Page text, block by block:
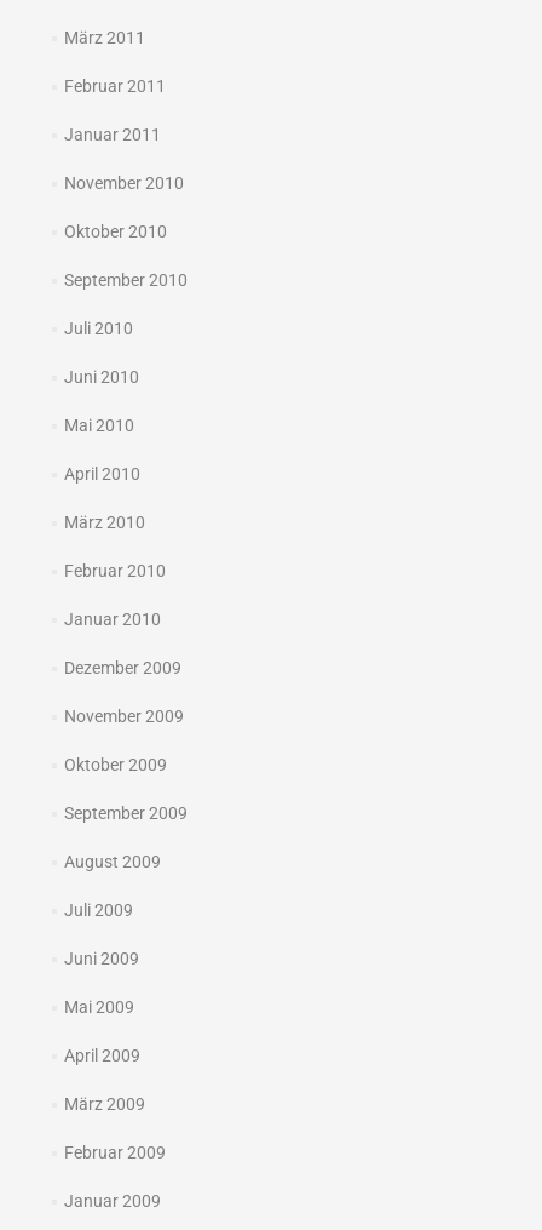
März 2011
Februar 2011
Januar 2011
November 2010
Oktober 2010
September 2010
Juli 2010
Juni 2010
Mai 2010
April 2010
März 2010
Februar 2010
Januar 2010
Dezember 2009
November 2009
Oktober 2009
September 2009
August 2009
Juli 2009
Juni 2009
Mai 2009
April 2009
März 2009
Februar 2009
Januar 2009